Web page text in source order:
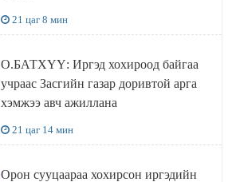
21 цаг 8 мин
О.БАТХҮҮ: Иргэд хохироод байгаа
учраас Засгийн газар доривтой арга
хэмжээ авч ажиллана
21 цаг 14 мин
Орон сууцаараа хохирсон иргэдийн